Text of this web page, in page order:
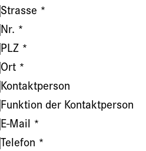
Strasse *
Nr. *
PLZ *
Ort *
Kontaktperson
Funktion der Kontaktperson
E-Mail *
Telefon *